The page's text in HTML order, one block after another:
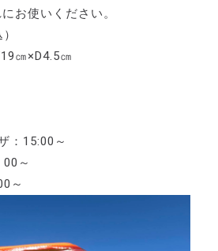
お使いください。
㎝×D4.5㎝
：15:00～
～
～